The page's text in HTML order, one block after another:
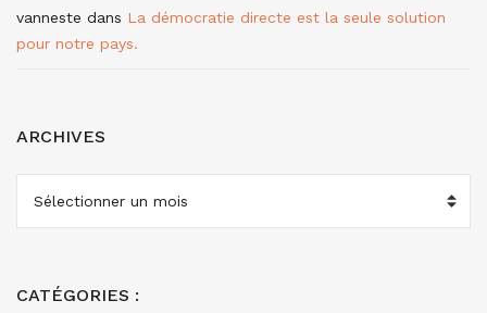
vanneste dans La démocratie directe est la seule solution
pour notre pays.
ARCHIVES
ARCHIVES
CATÉGORIES :